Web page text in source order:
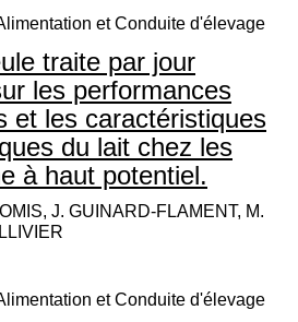
et Conduite d'élevage
traite par jour
les performances
et les caractéristiques
du lait chez les
à haut potentiel.
J. GUINARD-FLAMENT, M.
et Conduite d'élevage